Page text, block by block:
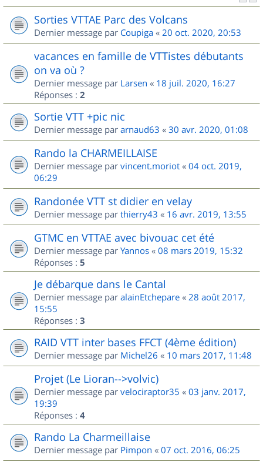
Sorties VTTAE Parc des Volcans
Dernier message par Coupiga « 20 oct. 2020, 20:53
vacances en famille de VTTistes débutants
on va où ?
Dernier message par Larsen « 18 juil. 2020, 16:27
Réponses : 2
Sortie VTT +pic nic
Dernier message par arnaud63 « 30 avr. 2020, 01:08
Rando la CHARMEILLAISE
Dernier message par vincent.moriot « 04 oct. 2019,
06:29
Randonée VTT st didier en velay
Dernier message par thierry43 « 16 avr. 2019, 13:55
GTMC en VTTAE avec bivouac cet été
Dernier message par Yannos « 08 mars 2019, 15:32
Réponses : 5
Je débarque dans le Cantal
Dernier message par alainEtchepare « 28 août 2017,
15:55
Réponses : 3
RAID VTT inter bases FFCT (4ème édition)
Dernier message par Michel26 « 10 mars 2017, 11:48
Projet (Le Lioran-->volvic)
Dernier message par velociraptor35 « 03 janv. 2017,
19:39
Réponses : 4
Rando La Charmeillaise
Dernier message par Pimpon « 07 oct. 2016, 06:25